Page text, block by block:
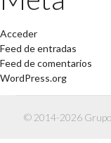
Acceder
Feed de entradas
Feed de comentarios
WordPress.org
© 2014-2026 Grupo